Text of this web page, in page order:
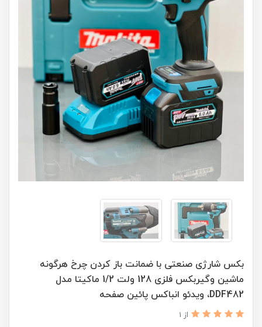
بکس شارژی صنعتی با ضمانت باز کردن چرخ هرگونه
ماشین وگیربکس فلزی 128 ولت 1/2 ماکیتا مدل
DDF482، ویدئو انباکس پائین صفحه
از 1